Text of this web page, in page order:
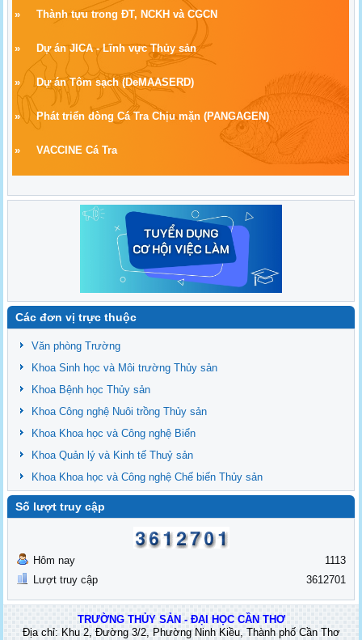
» Thành tựu trong ĐT, NCKH và CGCN
» Dự án JICA - Lĩnh vực Thủy sản
» Dự án Tôm sạch(DeMAASERD)
» Phát triển dòng Cá Tra Chịu mặn (PANGAGEN)
» VACCINE Cá Tra
Các đơn vị trực thuộc
Văn phòng Trường
Khoa Sinh học và Môi trường Thủy sản
Khoa Bệnh học Thủy sản
Khoa Công nghệ Nuôi trồng Thủy sản
Khoa Khoa học và Công nghệ Biển
Khoa Quản lý và Kinh tế Thuỷ sản
Khoa Khoa học và Công nghệ Chế biến Thủy sản
Số lượt truy cập
Hôm nay
Lượt truy cập
1113
3612701
TRƯỜNG THỦY SẢN - ĐẠI HỌC CẦN THƠ
Địa chỉ: Khu 2, Đường 3/2, Phường Ninh Kiều, Thành phố Cần Thơ